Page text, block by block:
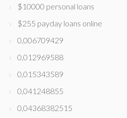
$10000 personal loans
$255 payday loans online
0,006709429
0,012969588
0,015343589
0,041248855
0,04368382515